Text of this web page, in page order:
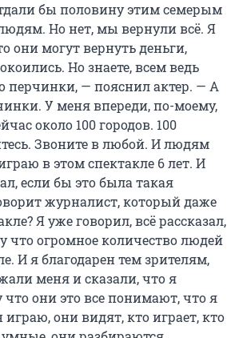
бы половину этим семерым
Но нет, мы вернули всё. Я
они могут вернуть деньги,
Но знаете, всем ведь
перчинки, — пояснил актер. — А
У меня впереди, по-моему,
около 100 городов. 100
Звоните в любой. И людям
в этом спектакле 6 лет. И
если бы это была такая
журналист, который даже
Я уже говорил, всё рассказал,
что огромное количество людей
И я благодарен тем зрителям,
меня и сказали, что я
что они это все понимают, что я
играю, они видят, кто играет, кто